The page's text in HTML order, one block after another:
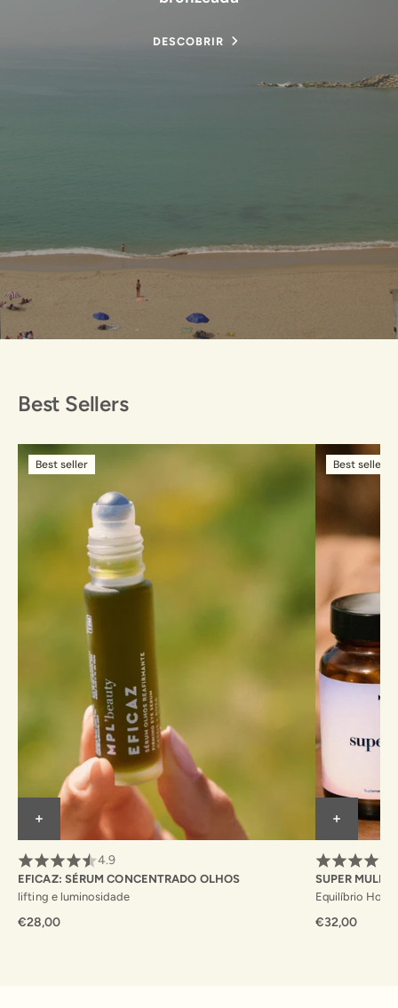
DESCOBRIR
Best Sellers
Best seller
4.9
EFICAZ: SÉRUM CONCENTRADO OLHOS
lifting e luminosidade
€28,00
Best seller
SUPER
Equilíbrio
€32,00